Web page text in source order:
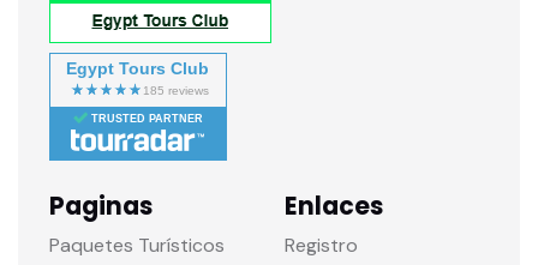
Egypt Tours Club
TRUSTED PARTNER
Paginas
Paquetes Turísticos
Enlaces
Registro